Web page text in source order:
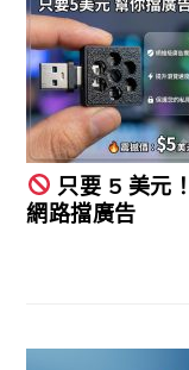
只要 5 美元
網路擋廣告